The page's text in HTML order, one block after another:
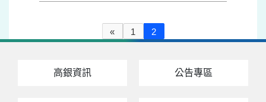
« 1 2
高銀資訊 公告專區